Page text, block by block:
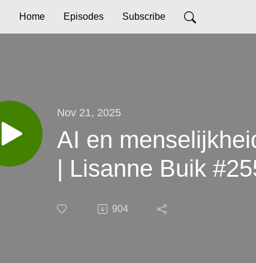
Home Episodes Subscribe
Nov 21, 2025
AI en
| Lisanne Buik
904